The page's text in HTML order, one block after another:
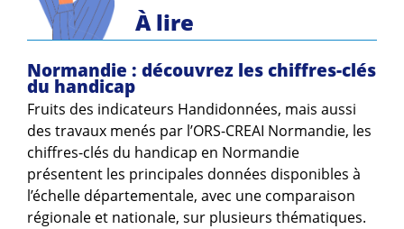
À lire
Normandie : découvrez les chiffres-clés
du handicap
Fruits des indicateurs Handidonnées, mais aussi
des travaux menés par l’ORS-CREAI Normandie, les
chiffres-clés du handicap en Normandie
présentent les principales données disponibles à
l’échelle départementale, avec une comparaison
régionale et nationale, sur plusieurs thématiques.